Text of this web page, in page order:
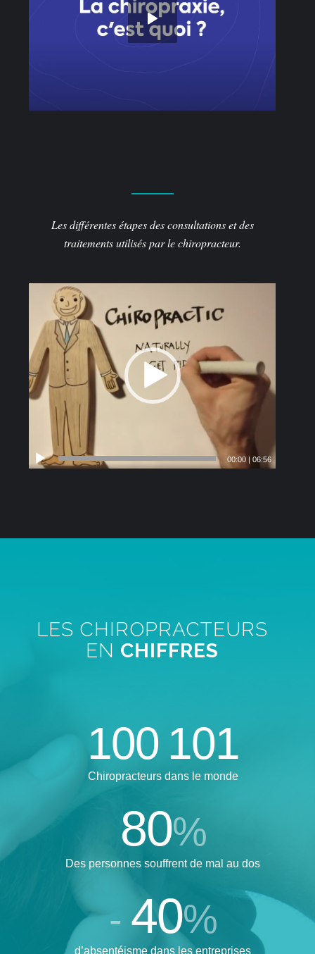
Les différentes étapes des consultations et des
traitements utilisés par le chiropracteur.
00:00| 06:56
LES CHIROPRACTEURS
EN CHIFFRES
100 101
Chiropracteurs dans le monde
80%
Des personnes souffrent de mal au dos
- 40%
d’absentéisme dans les entreprises